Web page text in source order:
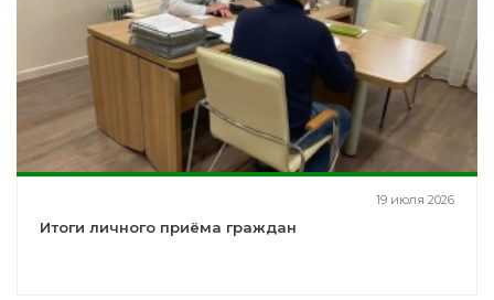
19 июля 2026
Итоги личного приёма граждан